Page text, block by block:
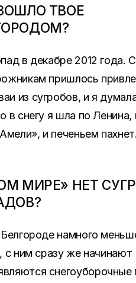
ТВОЕ
в декабре 2012 года.
пришлось
из сугробов, и я
в снегу я шла по Ленина,
и печеньем
МИРЕ» НЕТ
намного
с ним сразу же начинают